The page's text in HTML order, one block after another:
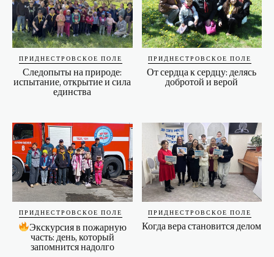
ПРИДНЕСТРОВСКОЕ ПОЛЕ
Следопыты на природе:
испытание, открытие и сила
единства
ПРИДНЕСТРОВСКОЕ ПОЛЕ
От сердца к сердцу: делясь
добротой и верой
ПРИДНЕСТРОВСКОЕ ПОЛЕ
Экскурсия в пожарную
часть: день, который
запомнится надолго
ПРИДНЕСТРОВСКОЕ ПОЛЕ
Когда вера становится делом